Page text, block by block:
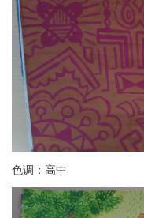
色调：高中